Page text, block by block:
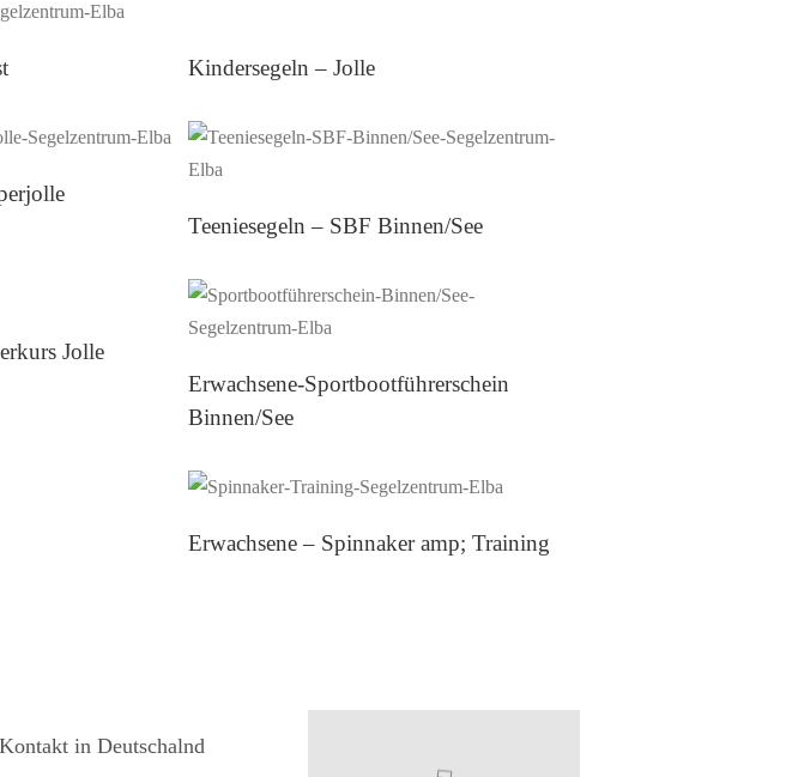
Kindersegeln – Jolle
Teeniesegeln – SBF Binnen/See
Jolle
Erwachsene-Sportbootführerschein
Binnen/See
Erwachsene – Spinnaker amp; Training
Kontakt in Deutschalnd